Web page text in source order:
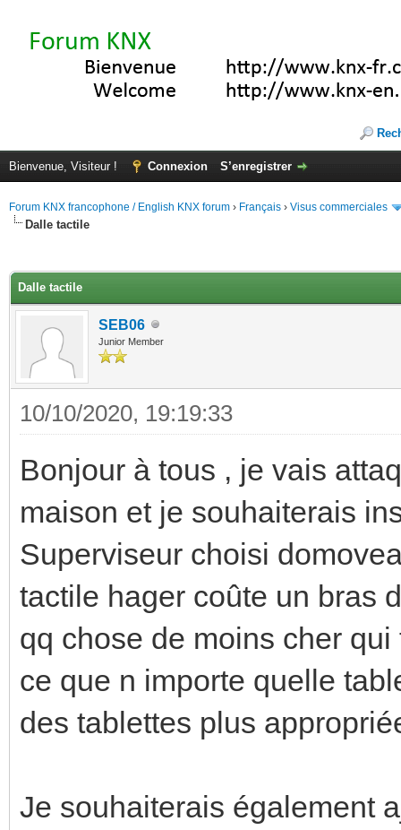
Bienvenue, Visiteur ! Connexion S’enregistrer
Forum KNX francophone / English KNX forum › Français › Visus commerciales
Dalle tactile
Dalle tactile
SEB06
Junior Member
10/10/2020, 19:19:33
Bonjour à tous , je vais
maison et je souhaiterais
Superviseur choisi
tactile hager coûte un bras
qq chose de moins cher
ce que n importe quelle
des tablettes plus
Je souhaiterais également